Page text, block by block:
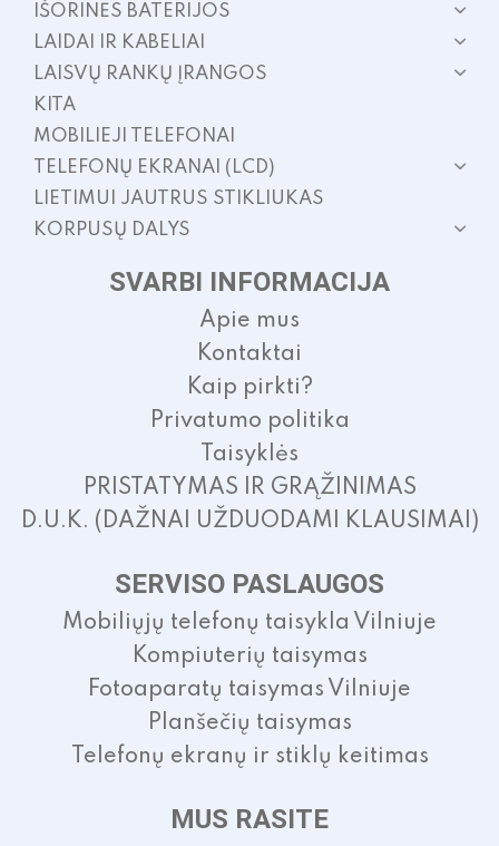
IŠORINĖS BATERIJOS
LAIDAI IR KABELIAI
LAISVŲ RANKŲ ĮRANGOS
KITA
MOBILIEJI TELEFONAI
TELEFONŲ EKRANAI (LCD)
LIETIMUI JAUTRUS STIKLIUKAS
KORPUSŲ DALYS
SVARBI INFORMACIJA
Apie mus
Kontaktai
Kaip pirkti?
Privatumo politika
Taisyklės
PRISTATYMAS IR GRĄŽINIMAS
D.U.K. (DAŽNAI UŽDUODAMI KLAUSIMAI)
SERVISO PASLAUGOS
Mobiliųjų telefonų taisykla Vilniuje
Kompiuterių taisymas
Fotoaparatų taisymas Vilniuje
Planšečių taisymas
Telefonų ekranų ir stiklų keitimas
MUS RASITE